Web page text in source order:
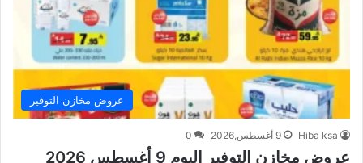
عروض مخازن التوفير
Hiba ksa 9 أغسطس,2026 0
عروض مخازن التوفير اليوم 9 أغسطس 2026